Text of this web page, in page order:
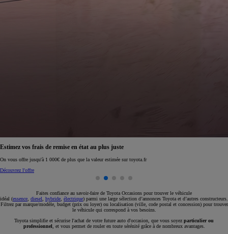
Estimez vos frais de remise en état au plus juste
On vous offre jusqu'à 1 000€ de plus que la valeur estimée sur toyota.fr
Découvrez l'offre
Faites confiance au savoir-faire de Toyota Occasions pour trouver le véhicule
idéal (essence diesel hybride électrique) parmi une large sélection d’annonces Toyota et d’autres constructeurs.
Filtrez par marque/modèle, budget (prix ou loyer) ou localisation (ville, code postal et concession) pour trouver
le véhicule qui correspond à vos besoins.
Toyota simplifie et sécurise l'achat de votre future auto d'occasion, que vous soyez particulier ou
professionnel , et vous permet de rouler en toute sérénité grâce à de nombreux avantages.